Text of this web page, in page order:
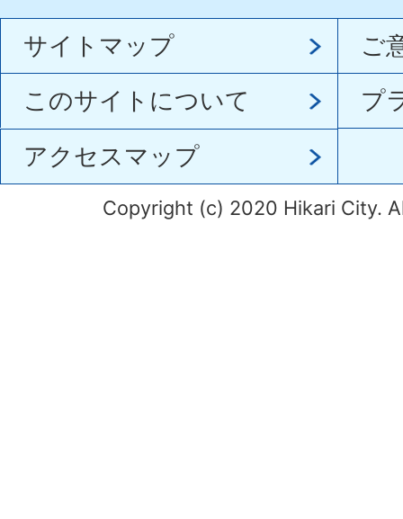
サイトマップ
ご
このサイトについて
プ
アクセスマップ
Copyright (c) 2020 Hikari City.